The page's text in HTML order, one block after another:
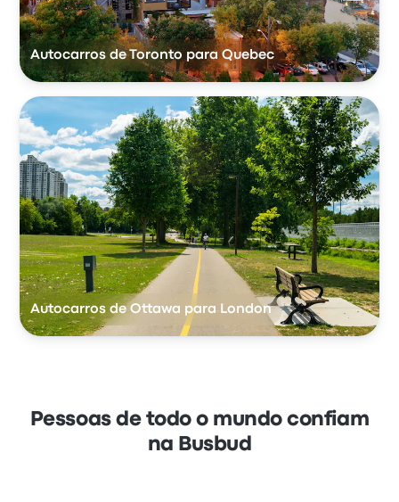
Autocarros de Toronto para Quebec
Autocarros de Ottawa para London
Pessoas de todo o mundo confiam
na Busbud